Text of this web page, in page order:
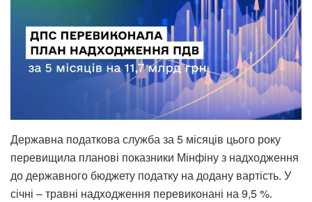
Державна податкова служба за 5 місяців цього року
перевищила планові показники Мінфіну з надходження
до державного бюджету податку на додану вартість. У
січні – травні надходження перевиконані на 9,5 %.